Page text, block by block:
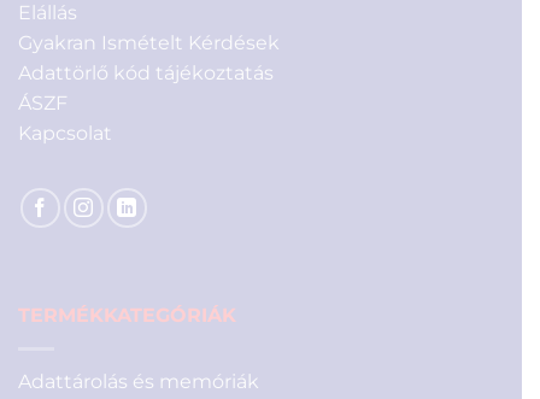
Elállás
Gyakran Ismételt Kérdések
Adattörlő kód tájékoztatás
ÁSZF
Kapcsolat
TERMÉKKATEGÓRIÁK
Adattárolás és memóriák